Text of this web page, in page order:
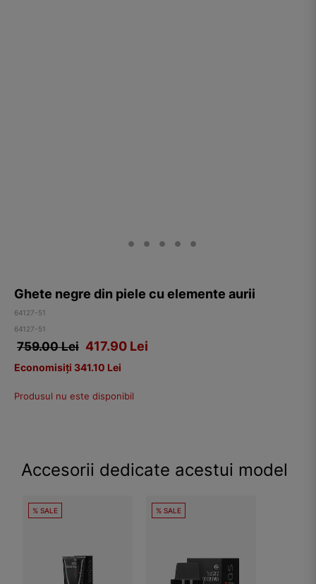
Ghete negre din piele cu elemente aurii
64127-51
64127-51
759.00 Lei 417.90 Lei
Economisiți 341.10 Lei
Produsul nu este disponibil
Accesorii dedicate acestui model
% SALE % SALE